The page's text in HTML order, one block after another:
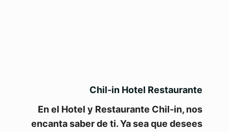
Chil-in Hotel Restaurante
En el Hotel y Restaurante Chil-in, nos
encanta saber de ti. Ya sea que desees